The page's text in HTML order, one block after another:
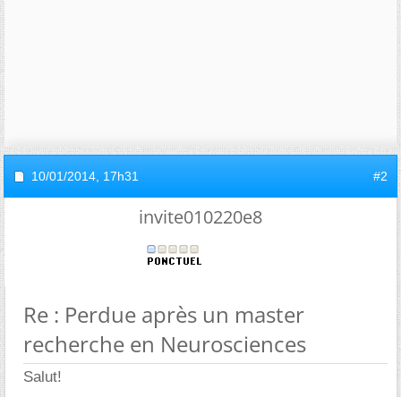
10/01/2014, 17h31 #2
invite010220e8
Re : Perdue après un master
recherche en Neurosciences
Salut!